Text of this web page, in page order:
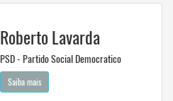
Roberto Lavarda
PSD - Partido Social Democratico
Saiba mais